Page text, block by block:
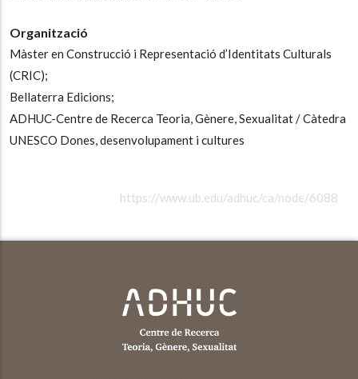
Organització
Màster en Construcció i Representació d’Identitats Culturals
(CRIC);
Bellaterra Edicions;
ADHUC-Centre de Recerca Teoria, Gènere, Sexualitat / Càtedra
UNESCO Dones, desenvolupament i cultures
https://www.ub.edu/adhuc/ca/node/6088